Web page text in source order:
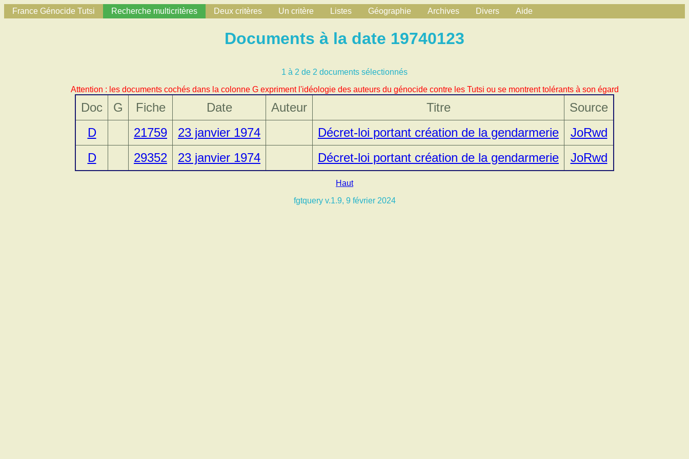
France Génocide Tutsi Recherche multicritères Deux critères Un critère Listes Géographie Archives Divers Aide
Documents à la date 19740123
1 à 2 de 2 documents sélectionnés
Attention : les documents cochés dans la colonne G expriment l'idéologie des auteurs du génocide contre les Tutsi ou se montrent tolérants à son égard
Doc G Fiche Date Auteur Titre
Source
D
21759 23 janvier 1974 Décret-loi portant création de la gendarmerie
JoRwd
D
29352 23 janvier 1974 Décret-loi portant création de la gendarmerie JoRwd
Haut
fgtquery v.1.9, 9 février 2024